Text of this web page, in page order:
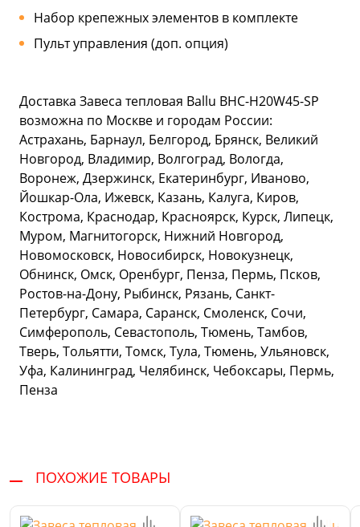
Набор крепежных элементов в комплекте
Пульт управления (доп. опция)
Доставка Завеса тепловая Ballu BHC-H20W45-SP
возможна по Москве и городам России:
Астрахань, Барнаул, Белгород, Брянск, Великий
Новгород, Владимир, Волгоград, Вологда,
Воронеж, Дзержинск, Екатеринбург, Иваново,
Йошкар-Ола, Ижевск, Казань, Калуга, Киров,
Кострома, Краснодар, Красноярск, Курск, Липецк,
Муром, Магнитогорск, Нижний Новгород,
Новомосковск, Новосибирск, Новокузнецк,
Обнинск, Омск, Оренбург, Пенза, Пермь, Псков,
Ростов-на-Дону, Рыбинск, Рязань, Санкт-
Петербург, Самара, Саранск, Смоленск, Сочи,
Симферополь, Севастополь, Тюмень, Тамбов,
Тверь, Тольятти, Томск, Тула, Тюмень, Ульяновск,
Уфа, Калининград, Челябинск, Чебоксары, Пермь,
Пенза
ПОХОЖИЕ ТОВАРЫ